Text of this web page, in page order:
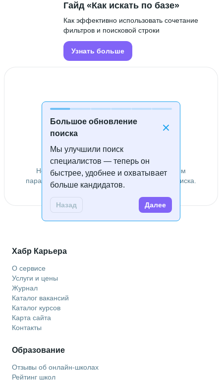
Большое обновление
поиска
Мы улучшили поиск
специалистов — теперь он
быстрее, удобнее и охватывает
больше кандидатов.
Назад Далее
Гайд «Как искать по базе»
Как эффективно использовать сочетание
фильтров и поисковой строки
Узнать больше
Специалисты не найдены
Не удалось найти специалистов по заданным
параметрам. Попробуйте изменить условия поиска.
Хабр Карьера
О сервисе
Услуги и цены
Журнал
Каталог вакансий
Каталог курсов
Карта сайта
Контакты
Образование
Отзывы об онлайн-школах
Рейтинг школ